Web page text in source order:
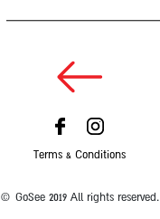
Terms & Conditions
© GoSee 2019 All rights reserved.